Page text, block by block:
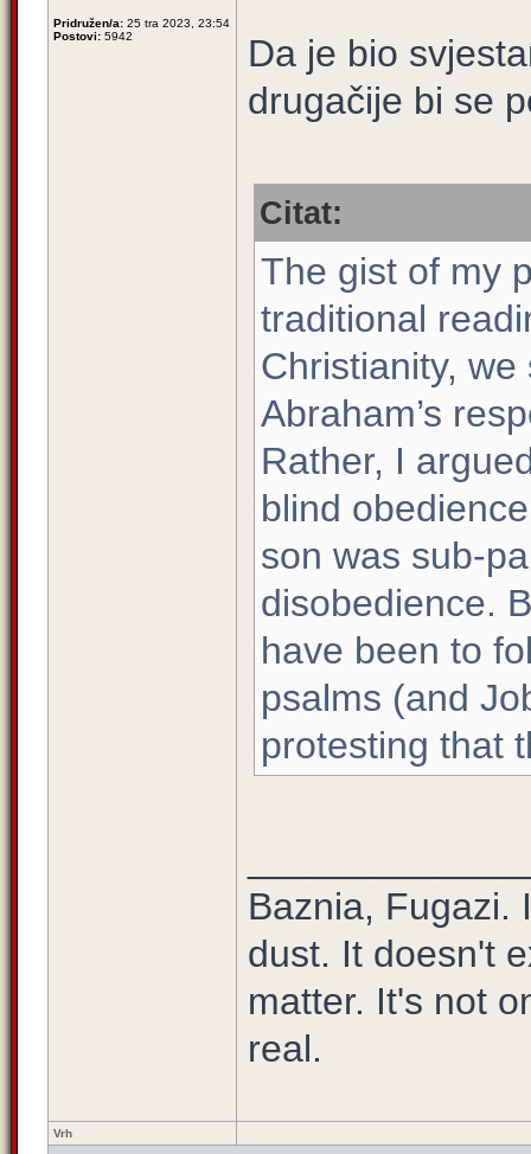
Pridružen/a: 25 tra 2023, 23:54
Postovi: 5942
Da je bio
drugačije bi se
Citat:
The gist of my
traditional
Christianity,
Abraham’s
Rather, I
blind
son was sub-
disobedience.
have been to
psalms (and
protesting that
Baznia, Fugazi.
dust. It doesn't
matter. It's not
real.
Vrh